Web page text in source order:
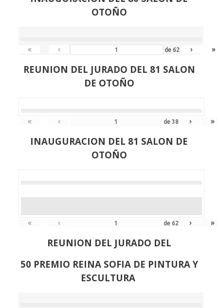
OTOÑO
« ‹ de 62 › »
REUNION DEL JURADO DEL 81 SALON
DE OTOÑO
« ‹ de38 › »
INAUGURACION DEL 81 SALON DE
OTOÑO
« ‹ de 62 › »
REUNION DEL JURADO DEL
50 PREMIO REINA SOFIA DE PINTURA Y
ESCULTURA